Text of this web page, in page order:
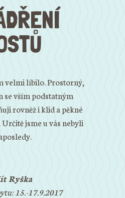
velmi líbilo. Prostorný,
se vším podstatným
rovněž i klid a pěkné
jsme u vás nebyli
Ryška
15.-17.9.2017